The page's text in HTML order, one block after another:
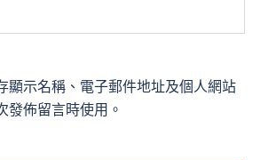
顯示名稱、電子郵件地址及個人網站
發佈留言時使用。